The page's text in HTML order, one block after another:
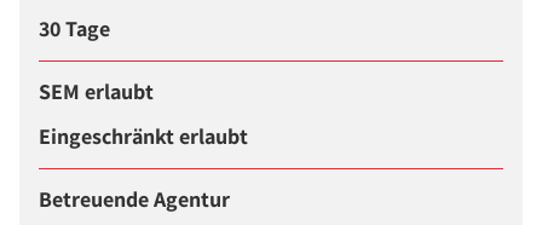
30 Tage
SEM erlaubt
Eingeschränkt erlaubt
Betreuende Agentur